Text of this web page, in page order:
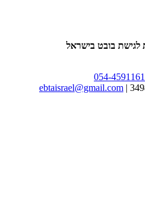
לגישת בובט בישראל
054-4591161
ebtaisrael@gmail.com